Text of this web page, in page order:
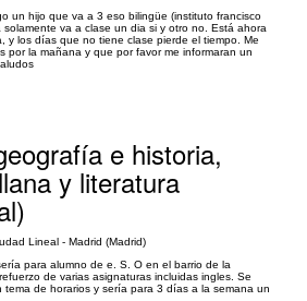
un hijo que va a 3 eso bilingüe (instituto francisco
va a clase un dia si y otro no. Está ahora
y los días que no tiene clase pierde el tiempo. Me
por la mañana y que por favor me informaran un
e historia,
y literatura
Lineal - Madrid (Madrid)
para alumno de e. S. O en el barrio de la
de varias asignaturas incluidas ingles. Se
de horarios y sería para 3 días a la semana un